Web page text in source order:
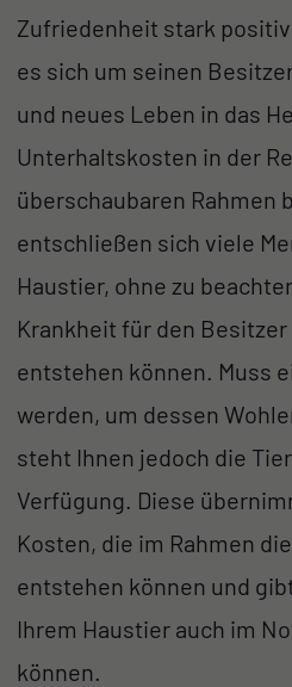
Zufriedenheit stark
es sich um seinen
und neues Leben in das
Unterhaltskosten in der
überschaubaren Rahmen
entschließen sich viele
Haustier, ohne zu
Krankheit für den
entstehen können. Muss
werden, um dessen
steht Ihnen jedoch die
Verfügung. Diese
Kosten, die im Rahmen
entstehen können und
Ihrem Haustier auch im
können.